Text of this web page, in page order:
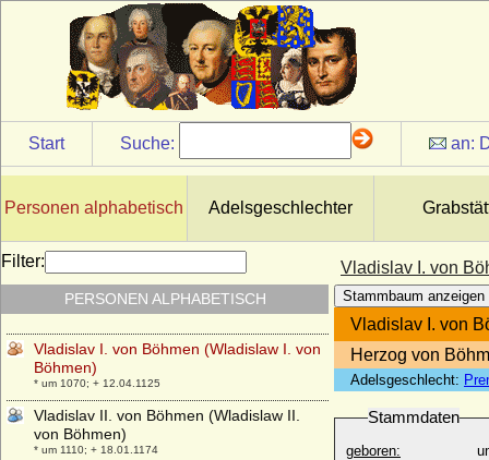
Start Suche: an:
Personen alphabetisch Adelsgeschlechter
Vladislav I. von
Stammbaum anzeigen
Vladislav I. von
Herzog von
Adelsgeschlecht:
Stammdaten
geboren:
Filter:
PERSONEN ALPHABETISCH
* 31.10.1743; + 20.09.1780
Vittorio Emanuele I. von Savoyen (Viktor
Emanuel I. von Sardinien-Piemont)
* 24.07.1759; + 10.01.1824
Vittorio Emanuele II. von Savoyen (Viktor
Emanuel II.)
* 14.03.1820; + 09.01.1878
Vittorio Emanuele III. di Savoia (Viktor
* 11.11.1869; + 28.12.1947
* 11.02.1963;
Vladimir Moltke-Huitfeldt (Wladimir Moltke-
Huitfeld), Graf
* 04.09.1834; + 15.11.1894
Vladislav I. von Böhmen (Wladislaw I. von
Böhmen)
* um 1070; + 12.04.1125
Vladislav II. von Böhmen (Wladislaw II.
von Böhmen)
* um 1110; + 18.01.1174